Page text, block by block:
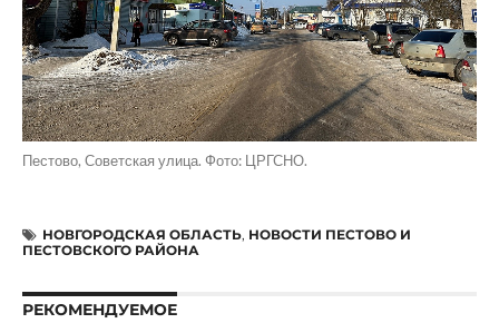
Пестово, Советская улица. Фото: ЦРГСНО.
НОВГОРОДСКАЯ ОБЛАСТЬ, НОВОСТИ ПЕСТОВО И
ПЕСТОВСКОГО РАЙОНА
РЕКОМЕНДУЕМОЕ